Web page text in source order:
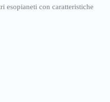
esopianeti con caratteristiche